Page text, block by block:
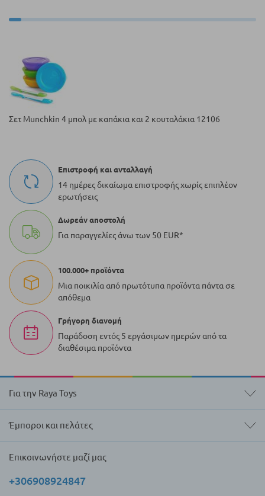
Σετ Munchkin 4 μπολ με καπάκια και 2 κουταλάκια 12106
Επιστροφή και ανταλλαγή
14 ημέρες δικαίωμα επιστροφής χωρίς επιπλέον
ερωτήσεις
Δωρεάν αποστολή
Για παραγγελίες άνω των 50 EUR*
100.000+ προϊόντα
Μια ποικιλία από πρωτότυπα προϊόντα πάντα σε
απόθεμα
Γρήγορη διανομή
Παράδοση εντός 5 εργάσιμων ημερών από τα
διαθέσιμα προϊόντα
Για την Raya Toys
Έμποροι και πελάτες
Επικοινωνήστε μαζί μας
+306908924847